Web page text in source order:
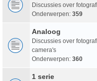
Discussies over
Onderwerpen: 359
Analoog
Discussies over
camera's
Onderwerpen: 360
1 serie